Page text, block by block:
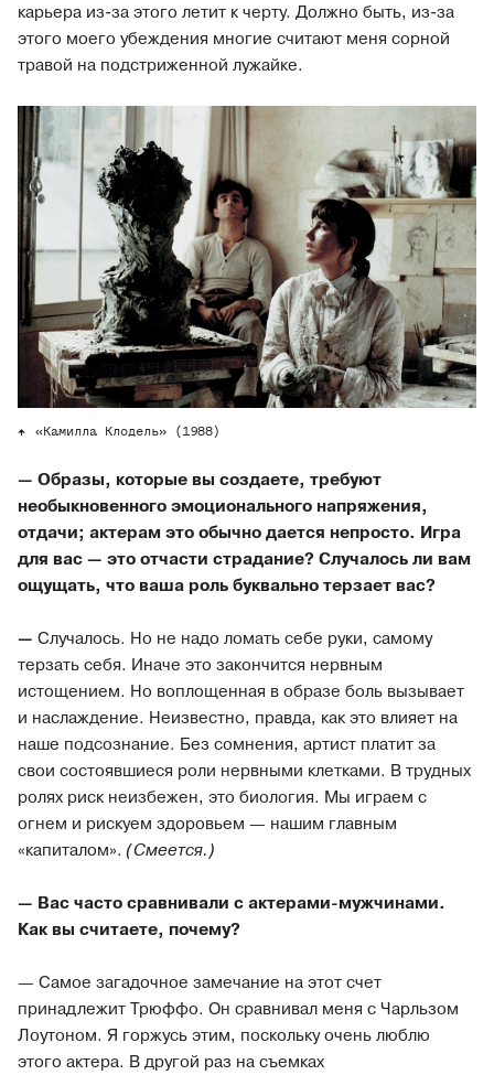
карьера из-за этого летит к черту. Должно быть, из-за
этого моего убеждения многие считают меня сорной
травой на подстриженной лужайке.
«Камилла Клодель» (1988)
— Образы, которые вы создаете, требуют
необыкновенного эмоционального напряжения,
отдачи; актерам это обычно дается непросто. Игра
для вас — это отчасти страдание? Случалось ли вам
ощущать, что ваша роль буквально терзает вас?
— Случалось. Но не надо ломать себе руки, самому
терзать себя. Иначе это закончится нервным
истощением. Но воплощенная в образе боль вызывает
и наслаждение. Неизвестно, правда, как это влияет на
наше подсознание. Без сомнения, артист платит за
свои состоявшиеся роли нервными клетками. В трудных
ролях риск неизбежен, это биология. Мы играем с
огнем и рискуем здоровьем — нашим главным
«капиталом».(Смеется.)
— Вас часто сравнивали с актерами-мужчинами.
Как вы считаете, почему?
— Самое загадочное замечание на этот счет
принадлежит Трюффо. Он сравнивал меня с Чарльзом
Лоутоном. Я горжусь этим, поскольку очень люблю
этого актера. В другой раз на съемках